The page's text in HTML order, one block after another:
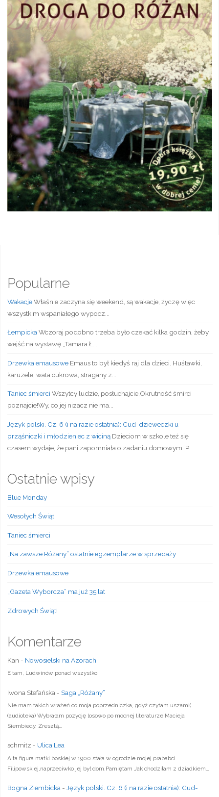
Popularne
Wakacje Właśnie zaczyna się weekend, są wakacje, życzę więc
wszystkim wspaniałego wypocz...
Łempicka Wczoraj podobno trzeba było czekać kilka godzin, żeby
wejść na wystawę „Tamara Ł...
Drzewka emausowe Emaus to był kiedyś raj dla dzieci. Huśtawki,
karuzele, wata cukrowa, stragany z...
Taniec śmierci Wszytcy ludzie, posłuchajcie,Okrutność śmirci
poznajcie!Wy, co jej nizacz nie ma...
Język polski. Cz. 6 (i na razie ostatnia): Cud-dzieweczki u
prząśniczki i młodzieniec z wiciną Dzieciom w szkole też się
czasem wydaje, że pani zapomniała o zadaniu domowym. P...
Ostatnie wpisy
Blue Monday
Wesołych Świąt!
Taniec śmierci
„Na zawsze Różany” ostatnie egzemplarze w sprzedaży
Drzewka emausowe
„Gazeta Wyborcza” ma już 35 lat
Zdrowych Świąt!
Komentarze
Kan - Nowosielski na Azorach
E tam, Ludwinów ponad wszystko.
Iwona Stefańska - Saga „Różany”
Nie mam takich wrażeń co moja poprzedniczka, gdyż czytam uszami(
(audioteka) Wybrałam pozycję losowo po mocnej literaturze Macieja
Siembiedy, Zresztą…
schmitz - Ulica Lea
A ta figura matki boskiej w 1900 stała w ogrodzie mojej prababci
Filipowskiej,naprzeciwko jej był dom.Pamiętam Jak chodziłam z dziadkiem…
Bogna Ziembicka - Język polski. Cz. 6 (i na razie ostatnia): Cud-